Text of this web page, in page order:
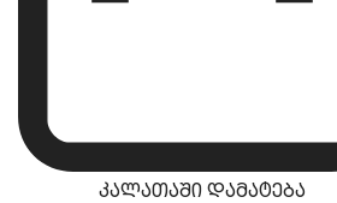
კალათაში დამატება